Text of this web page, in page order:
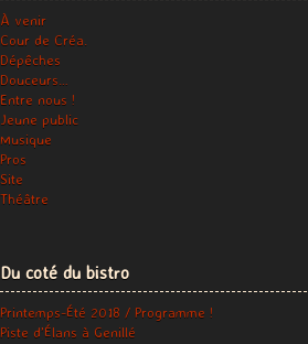
À venir
Cour de Créa.
Dépêches
Douceurs…
Entre nous !
Jeune public
Musique
Pros
Site
Théâtre
Du coté du bistro
Printemps-Été 2018 / Programme !
Piste d’Élans à Genillé